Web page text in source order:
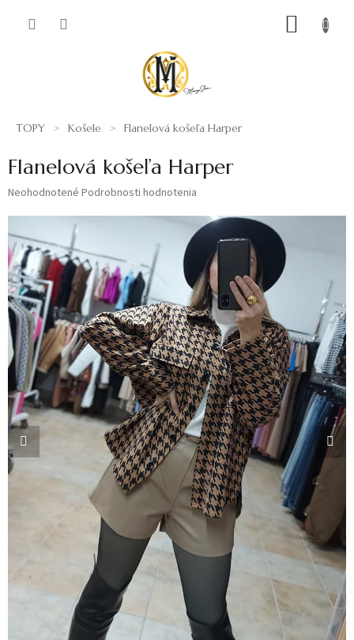
TOPY Košele Flanelová košeľa Harper
Flanelová košeľa Harper
Priemerné
je
0,0
z
5
hviezdičiek.
Neohodnotené Podrobnosti hodnotenia